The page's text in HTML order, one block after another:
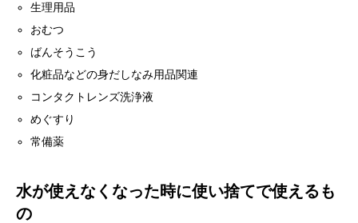
生理用品
おむつ
ばんそうこう
化粧品などの身だしなみ用品関連
コンタクトレンズ洗浄液
めぐすり
常備薬
水が使えなくなった時に使い捨てで使えるも
の